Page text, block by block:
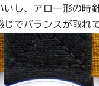
いし、アロー形の時
でバランスが取れ